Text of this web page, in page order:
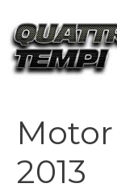
contenuto
2013